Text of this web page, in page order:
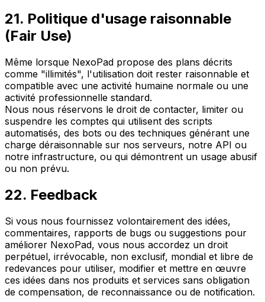
21. Politique d'usage raisonnable
(Fair Use)
Même lorsque NexoPad propose des plans décrits
comme "illimités", l'utilisation doit rester raisonnable et
compatible avec une activité humaine normale ou une
activité professionnelle standard.
Nous nous réservons le droit de contacter, limiter ou
suspendre les comptes qui utilisent des scripts
automatisés, des bots ou des techniques générant une
charge déraisonnable sur nos serveurs, notre API ou
notre infrastructure, ou qui démontrent un usage abusif
ou non prévu.
22. Feedback
Si vous nous fournissez volontairement des idées,
commentaires, rapports de bugs ou suggestions pour
améliorer NexoPad, vous nous accordez un droit
perpétuel, irrévocable, non exclusif, mondial et libre de
redevances pour utiliser, modifier et mettre en œuvre
ces idées dans nos produits et services sans obligation
de compensation, de reconnaissance ou de notification.